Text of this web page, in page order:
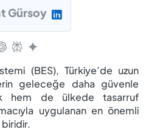
Gürsoy
(BES), Türkiye’de uzun
geleceğe daha güvenle
hem de ülkede tasarruf
uygulanan en önemli